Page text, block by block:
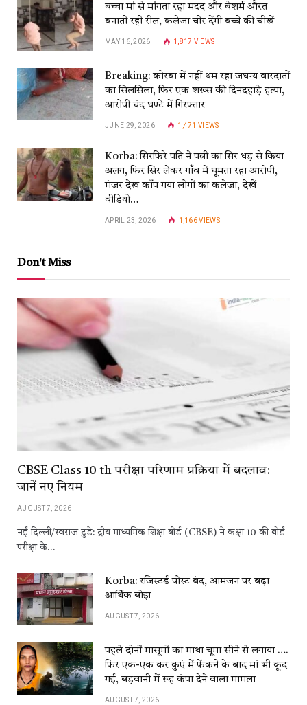
बच्चा मां से मांगता रहा मदद और बेशर्म औरत
बनाती रही रील, कलेजा चीर देंगी बच्चे की चीखें
MAY 16, 2026 1,817 VIEWS
Breaking: कोरबा में नहीं थम रहा जघन्य वारदातों
का सिलसिला, फिर एक शख्स की दिनदहाड़े हत्या,
आरोपी चंद घण्टे में गिरफ्तार
JUNE 29, 2026 1,471VIEWS
Korba: सिरफिरे पति ने पत्नी का सिर धड़ से किया
अलग, फिर सिर लेकर गाँव में घूमता रहा आरोपी,
मंजर देख काँप गया लोगों का कलेजा, देखें
वीडियो…
APRIL 23, 2026 1,166VIEWS
Don't Miss
CBSE Class 10 th परीक्षा परिणाम प्रक्रिया में बदलाव:
जानें नए नियम
AUGUST 7, 2026
नई दिल्ली/स्वराज टुडे: द्रीय माध्यमिक शिक्षा बोर्ड (CBSE) ने कक्षा 10 की बोर्ड
परीक्षा के…
Korba: रजिस्टर्ड पोस्ट बंद, आमजन पर बढ़ा
आर्थिक बोझ
AUGUST 7, 2026
पहले दोनों मासूमों का माथा चूमा सीने से लगाया ….
फिर एक-एक कर कुएं में फेंकने के बाद मां भी कूद
गई, बड़वानी में रूह कंपा देने वाला मामला
AUGUST 7, 2026